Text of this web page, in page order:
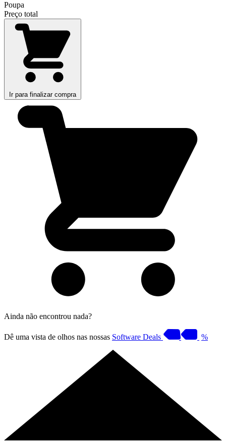
Poupa
Preço total
Ir para finalizar compra
Ainda não encontrou nada?
Dê uma vista de olhos nas nossas Software Deals %